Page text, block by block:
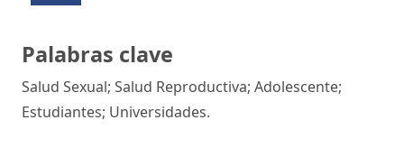
Palabras clave
Salud Sexual; Salud Reproductiva; Adolescente;
Estudiantes; Universidades.